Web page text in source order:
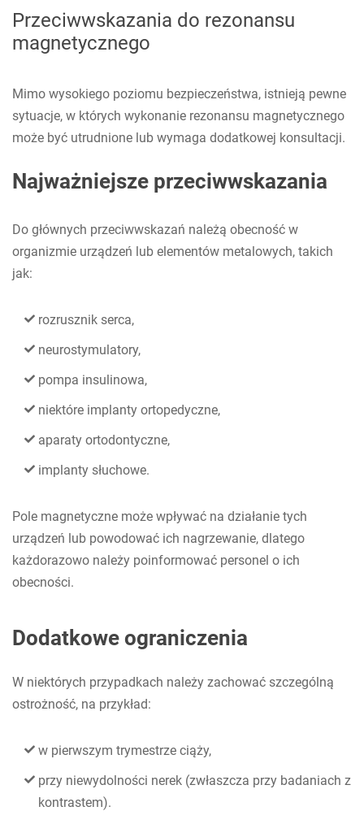
Przeciwwskazania do rezonansu
magnetycznego
Mimo wysokiego poziomu bezpieczeństwa, istnieją pewne
sytuacje, w których wykonanie rezonansu magnetycznego
może być utrudnione lub wymaga dodatkowej konsultacji.
Najważniejsze przeciwwskazania
Do głównych przeciwwskazań należą obecność w
organizmie urządzeń lub elementów metalowych, takich
jak:
rozrusznik serca,
neurostymulatory,
pompa insulinowa,
niektóre implanty ortopedyczne,
aparaty ortodontyczne,
implanty słuchowe.
Pole magnetyczne może wpływać na działanie tych
urządzeń lub powodować ich nagrzewanie, dlatego
każdorazowo należy poinformować personel o ich
obecności.
Dodatkowe ograniczenia
W niektórych przypadkach należy zachować szczególną
ostrożność, na przykład:
w pierwszym trymestrze ciąży,
przy niewydolności nerek (zwłaszcza przy badaniach z
kontrastem).